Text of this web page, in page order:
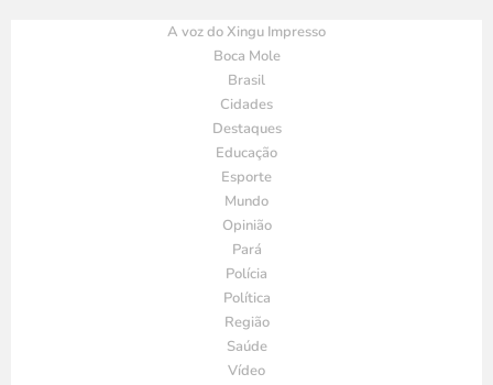
A voz do Xingu Impresso
Boca Mole
Brasil
Cidades
Destaques
Educação
Esporte
Mundo
Opinião
Pará
Polícia
Política
Região
Saúde
Vídeo